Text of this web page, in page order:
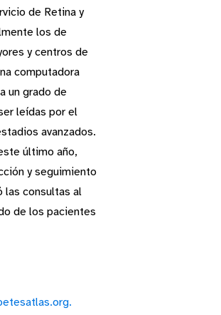
de Retina y
los de
y centros de
computadora
un grado de
leídas por el
avanzados.
último año,
y seguimiento
las consultas al
de los pacientes